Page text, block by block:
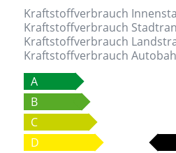
Kraftstoffverbrauch
Kraftstoffverbrauch
Kraftstoffverbrauch
Kraftstoffverbrauch
A
B
C
D